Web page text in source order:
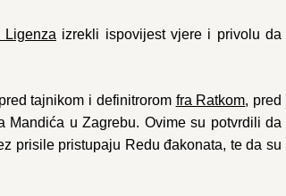
Ligenza izrekli ispovijest vjere i privolu da
tajnikom i definitrorom fra Ratkom, pred
Mandića u Zagrebu. Ovime su potvrdili da
prisile pristupaju Redu đakonata, te da su